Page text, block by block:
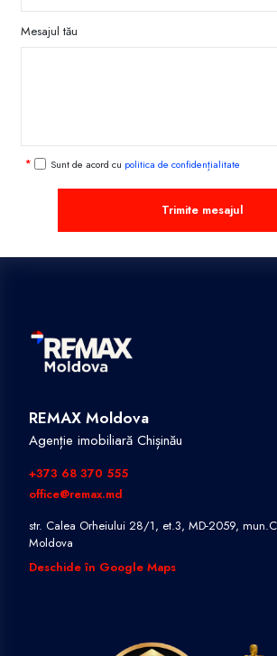
Mesajul tău
Sunt de acord cu politica de confidențialitate
Trimite mesajul
REMAX Moldova
Agenție imobiliară Chișinău
+373 68 370 555
office@remax.md
str. Calea Orheiului 28/1, et.3, MD-2059,
Moldova
Deschide în Google Maps